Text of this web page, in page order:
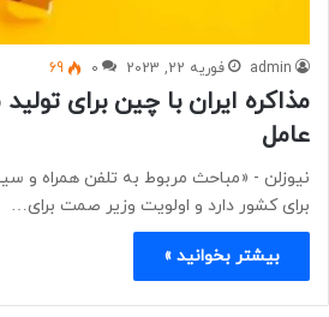
admin فوریه 22, 2023 0
69
مذاکره ایران با چین برای
عامل
نیوزلن - «مباحث مربوط به تلفن همراه و
برای کشور دارد و اولویت وزیر صمت برای…
بیشتر بخوانید »